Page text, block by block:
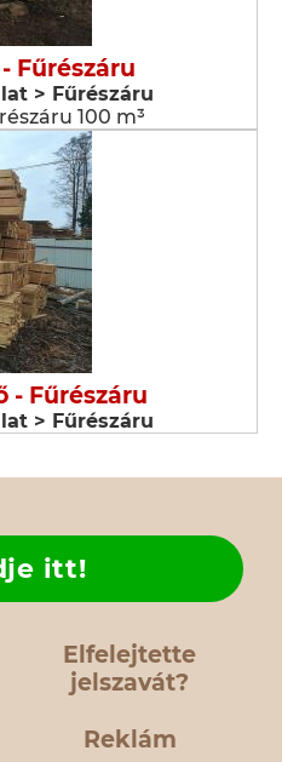
Fűrészáru
> Fűrészáru
100 m³
- Fűrészáru
> Fűrészáru
Elfelejtette
jelszavát?
itt!
Reklám